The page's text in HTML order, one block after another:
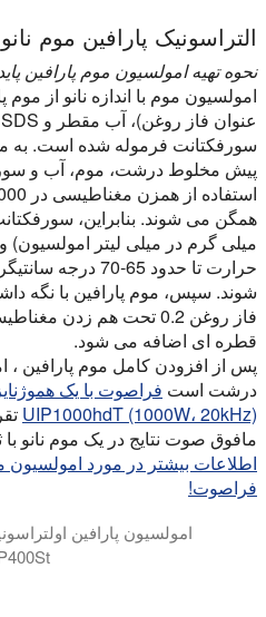
التراسونیک پارافین موم
نحوه تهیه امولسیون موم پارافین
امولسیون موم با اندازه نانو از موم
سورفکتانت فرموله شده است. به
پیش مخلوط درشت، موم، آب و
میلی گرم در میلی لیتر امولسیون)
حرارت تا حدود 65-70
شوند. سپس، موم پارافین با نگه
فاز روغن 0.2 تحت هم زدن
قطره ای اضافه می شود.
پس از افزودن کامل موم پارافین
درشت است فراصوت با یک
UIP1000hdT (1000W، 20kHz)
مافوق صوت نتایج در یک موم نانو با
اطلاعات بیشتر در مورد امولسیون
فراصوت!
امولسیون پارافین